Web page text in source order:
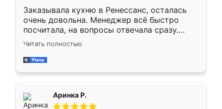
Заказывала кухню в Ренессанс, осталась
очень довольна. Менеджер всё быстро
посчитала, на вопросы отвечала сразу.
Замерщик приехал в субботу, подошёл к
делу со всей ответственностью. Собрали
за день, ребята работали аккуратно, даже
Читать полностью
Аринка Р.